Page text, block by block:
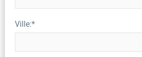
Ville:*